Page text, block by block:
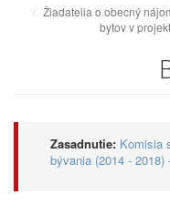
Žiadatelia o obecný
bytov v
Zasadnutie: Komisia
bývania (2014 -